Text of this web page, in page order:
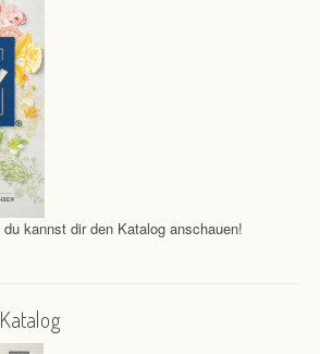
kannst dir den Katalog anschauen!